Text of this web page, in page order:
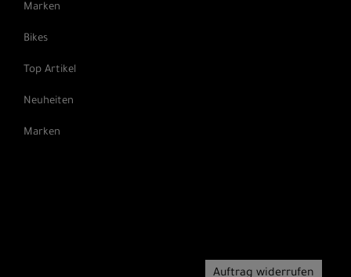
Marken
Bikes
Top Artikel
Neuheiten
Marken
Auftrag widerrufen